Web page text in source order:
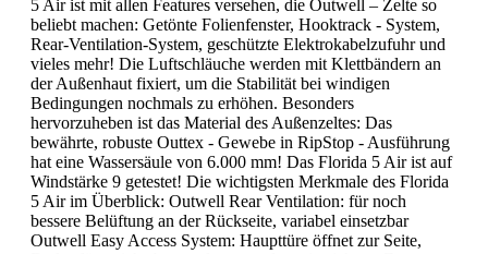
5 Air ist mit allen Features versehen, die Outwell – Zelte so
beliebt machen: Getönte Folienfenster, Hooktrack - System,
Rear-Ventilation-System, geschützte Elektrokabelzufuhr und
vieles mehr! Die Luftschläuche werden mit Klettbändern an
der Außenhaut fixiert, um die Stabilität bei windigen
Bedingungen nochmals zu erhöhen. Besonders
hervorzuheben ist das Material des Außenzeltes: Das
bewährte, robuste Outtex - Gewebe in RipStop - Ausführung
hat eine Wassersäule von 6.000 mm! Das Florida 5 Air ist auf
Windstärke 9 getestet! Die wichtigsten Merkmale des Florida
5 Air im Überblick: Outwell Rear Ventilation: für noch
bessere Belüftung an der Rückseite, variabel einsetzbar
Outwell Easy Access System: Haupttüre öffnet zur Seite,